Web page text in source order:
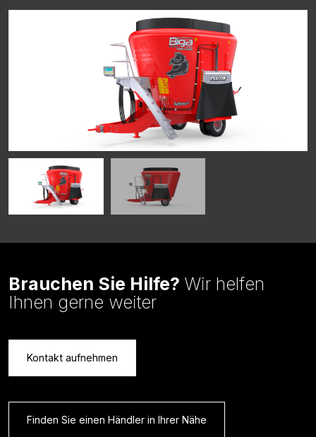
Brauchen Sie Hilfe? Wir helfen
Ihnen gerne weiter
Kontakt aufnehmen
Finden Sie einen Händler in Ihrer Nähe